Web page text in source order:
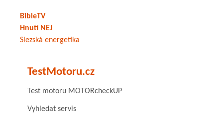
BibleTV
Hnutí NEJ
Slezská energetika
TestMotoru.cz
Test motoru MOTORcheckUP
Vyhledat servis